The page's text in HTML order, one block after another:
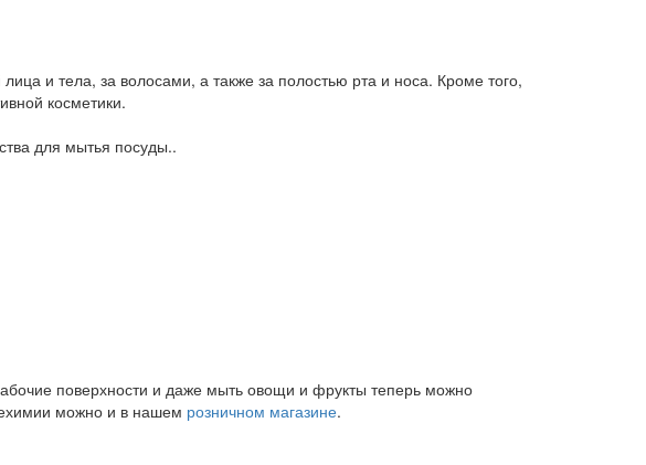
и тела, за волосами, а также за полостью рта и носа. Кроме того,
косметики.
для мытья посуды..
поверхности и даже мыть овощи и фрукты теперь можно
можно и в нашем розничном магазине.